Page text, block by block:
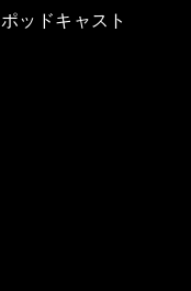
ポッドキャスト